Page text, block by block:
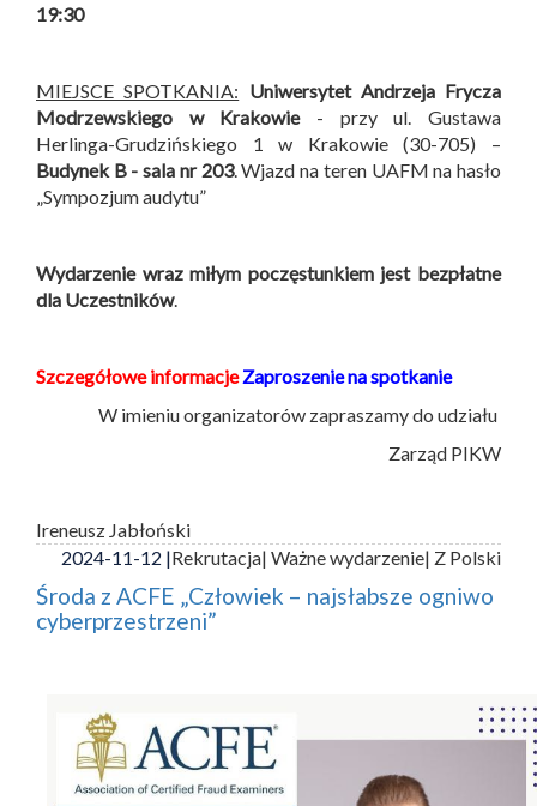
19:30
MIEJSCE SPOTKANIA: Uniwersytet Andrzeja Frycza
Modrzewskiego w Krakowie- przy ul. Gustawa
Herlinga-Grudzińskiego 1 w Krakowie (30-705) –
Budynek B - sala nr 203. Wjazd na teren UAFM na hasło
„Sympozjum audytu”
Wydarzenie wraz miłym poczęstunkiem jest bezpłatne
dla Uczestników.
Szczegółowe informacje Zaproszenie na spotkanie
W imieniu organizatorów zapraszamy do udziału
Zarząd PIKW
Ireneusz Jabłoński
2024-11-12 |Rekrutacja| Ważne wydarzenie| Z Polski
Środa z ACFE „Człowiek – najsłabsze ogniwo
cyberprzestrzeni”